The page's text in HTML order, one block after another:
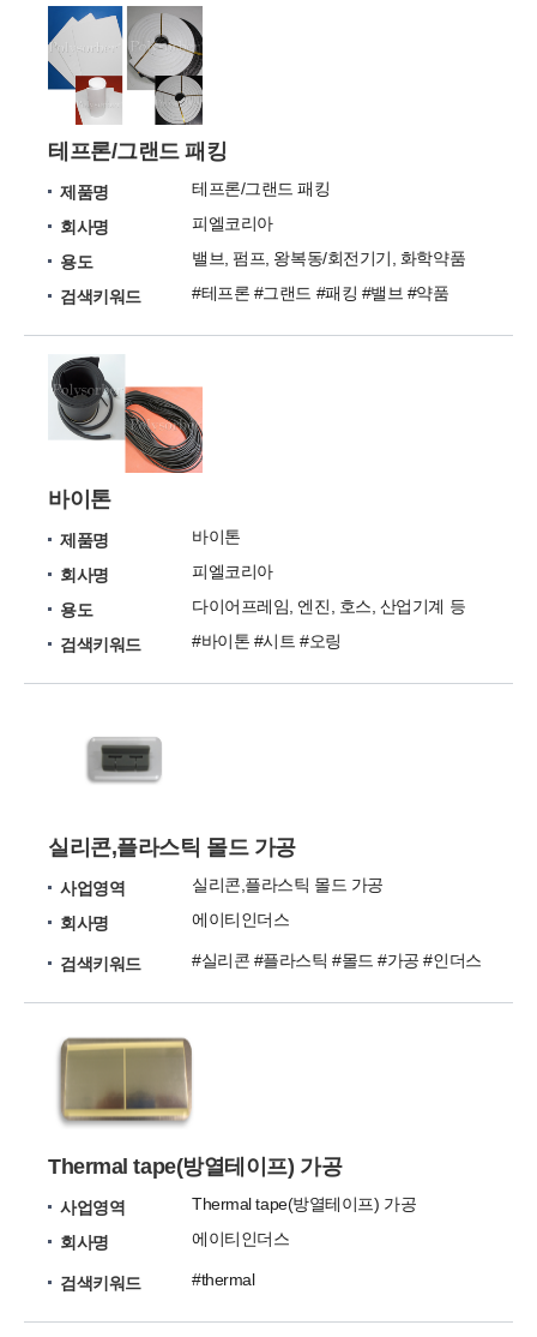
테프론/그랜드 패킹
제품명
테프론/그랜드 패킹
회사명
피엘코리아
용도
밸브, 펌프, 왕복동/회전기기, 화학약품
검색키워드
#테프론 #그랜드 #패킹 #밸브 #약품
바이톤
제품명
바이톤
회사명
피엘코리아
용도
다이어프레임, 엔진, 호스, 산업기계 등
검색키워드
#바이톤 #시트 #오링
실리콘,플라스틱 몰드 가공
사업영역
실리콘,플라스틱 몰드 가공
회사명
에이티인더스
검색키워드 #실리콘 #플라스틱 #몰드 #가공 #인더스
Thermal tape(방열테이프) 가공
사업영역
Thermal tape(방열테이프) 가공
회사명
에이티인더스
검색키워드 #thermal